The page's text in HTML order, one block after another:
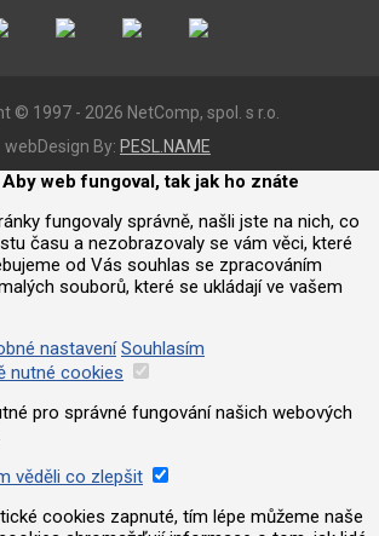
© 1997 - 2026 NetComp, spol. s r.o.
webDesign By: PESL.NAME
web fungoval, tak jak ho znáte
fungovaly správně, našli jste na nich, co
času a nezobrazovaly se vám věci, které
od Vás souhlas se zpracováním
souborů, které se ukládají ve vašem
nastavení Souhlasím
nutné cookies
pro správné fungování našich webových
věděli co zlepšit
cookies zapnuté, tím lépe můžeme naše